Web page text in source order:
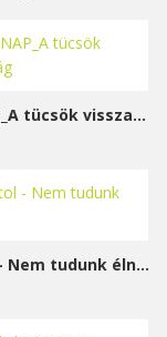
BDZ-NAP_A tücsök visszavág
Apostol - Nem tudunk élni...